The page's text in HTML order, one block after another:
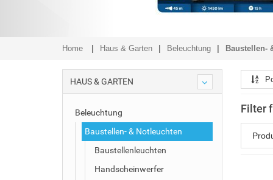
Home Haus & Garten Beleuchtung Baustellen-
HAUS & GARTEN
Beleuchtung
Baustellen- & Notleuchten
Baustellenleuchten
Handscheinwerfer
Filter